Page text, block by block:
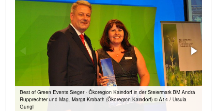
Best of Green Events Sieger - Ökoregion Kaindorf in der Steiermark BM Andrä
Rupprechter und Mag. Margit Krobath (Ökoregion Kaindorf) © A14 / Ursula
Gungl